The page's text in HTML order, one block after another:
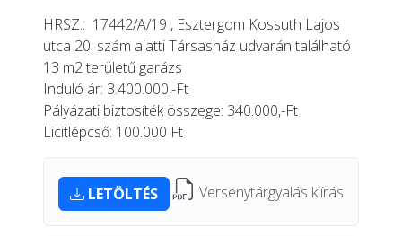
HRSZ.: 17442/A/19 , Esztergom Kossuth Lajos
utca 20. szám alatti Társasház udvarán található
13 m2 területű garázs
Induló ár: 3.400.000,-Ft
Pályázati biztosíték összege: 340.000,-Ft
Licitlépcső: 100.000 Ft
LETÖLTÉS Versenytárgyalás kiírás